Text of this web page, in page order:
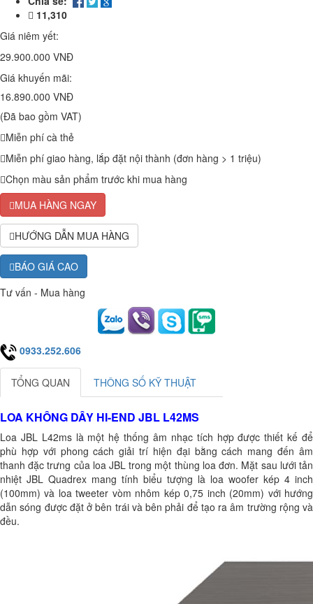
11,310
Giá niêm yết:
29.900.000 VNĐ
Giá khuyến mãi:
16.890.000 VNĐ
(Đã bao gồm VAT)
Miễn phí cà thẻ
Miễn phí giao hàng, lắp đặt nội thành (đơn hàng > 1 triệu)
Chọn màu sản phẩm trước khi mua hàng
MUA HÀNG NGAY
HƯỚNG DẪN MUA HÀNG
BÁO GIÁ CAO
Tư vấn - Mua hàng
0933.252.606
TỔNG QUAN THÔNG SỐ KỸ THUẬT
LOA KHÔNG DÂY HI-END JBL L42MS
​​Loa JBL L42ms là một hệ thống âm nhạc tích hợp được thiết kế để
phù hợp với phong cách giải trí hiện đại bằng cách mang đến âm
thanh đặc trưng của loa JBL trong một thùng loa đơn. Mặt sau lưới tản
nhiệt JBL Quadrex mang tính biểu tượng là loa woofer kép 4 inch
(100mm) và loa tweeter vòm nhôm kép 0,75 inch (20mm) với hướng
dẫn sóng được đặt ở bên trái và bên phải để tạo ra âm trường rộng và
đều.